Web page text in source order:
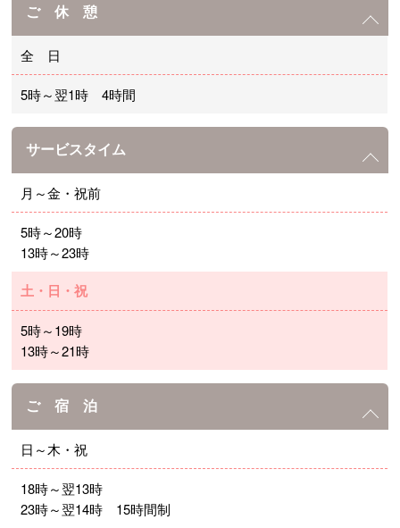
ご 休 憩
全 日
5時～翌1時 4時間
サービスタイム
月～金・祝前
5時～20時
13時～23時
土・日・祝
5時～19時
13時～21時
ご 宿 泊
日～木・祝
18時～翌13時
23時～翌14時 15時間制